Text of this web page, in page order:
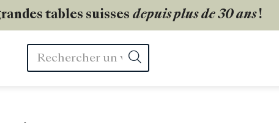
tables suisses depuis plus de 30 ans!
Mots